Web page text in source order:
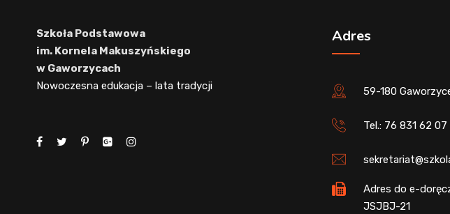
Szkoła Podstawowa
im. Kornela Makuszyńskiego
w Gaworzycach
Nowoczesna edukacja – lata tradycji
Adres
59-180
Tel.: 76 831 62
Adres do e-
JSJBJ-21